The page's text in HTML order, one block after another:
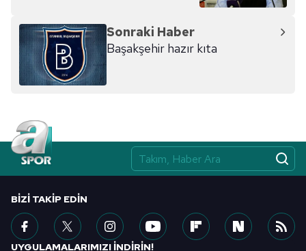
Sonraki Haber
Başakşehir hazır kıta
BIZI TAKIP EDIN
UYGULAMALARIMIZI İNDİRİN!